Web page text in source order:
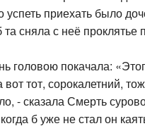
успеть приехать было
та сняла с неё проклятье
головою покачала:
вот тот, сорокалетний,
- сказала Смерть
б уже не стал он